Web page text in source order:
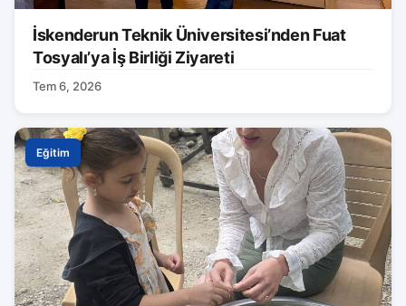
İskenderun Teknik Üniversitesi’nden Fuat
Tosyalı’ya İş Birliği Ziyareti
Tem 6, 2026
Eğitim